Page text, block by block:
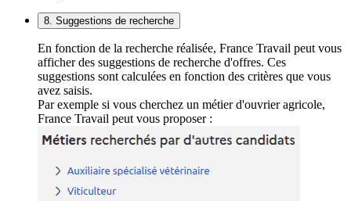
8. Suggestions de recherche
En fonction de la recherche réalisée, France Travail peut vous
afficher des suggestions de recherche d'offres. Ces
suggestions sont calculées en fonction des critères que vous
avez saisis.
Par exemple si vous cherchez un métier d'ouvrier agricole,
France Travail peut vous proposer :